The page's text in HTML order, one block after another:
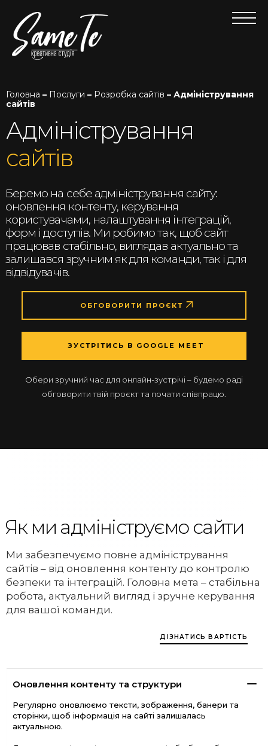
Головна – Послуги – Розробка сайтів – Адміністрування
сайтів
Адміністрування
сайтів
Беремо на себе адміністрування сайту:
оновлення контенту, керування
користувачами, налаштування інтеграцій,
форм і доступів. Ми робимо так, щоб сайт
працював стабільно, виглядав актуально та
залишався зручним як для команди, так і для
відвідувачів.
ОБГОВОРИТИ ПРОЄКТ
ЗУСТРІТИСЬ В GOOGLE MEET
Обери зручний час для онлайн-зустрічі – будемо раді
обговорити твій проєкт та почати співпрацю.
Як ми адмініструємо сайти
Ми забезпечуємо повне адміністрування
сайтів – від оновлення контенту до контролю
безпеки та інтеграцій. Головна мета – стабільна
робота, актуальний вигляд і зручне керування
для вашої команди.
ДІЗНАТИСЬ ВАРТІСТЬ
Оновлення контенту та структури
Регулярно оновлюємо тексти, зображення, банери та
сторінки, щоб інформація на сайті залишалась
актуальною.